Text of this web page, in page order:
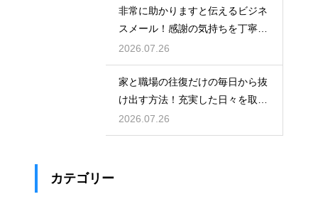
非常に助かりますと伝えるビジネ
スメール！感謝の気持ちを丁寧に
表す表現
2026.07.26
家と職場の往復だけの毎日から抜
け出す方法！充実した日々を取り
戻す
2026.07.26
カテゴリー